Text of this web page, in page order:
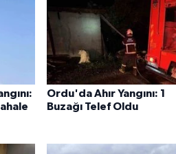
Ordu'da Ahır Yangını: 1
Buzağı Telef Oldu